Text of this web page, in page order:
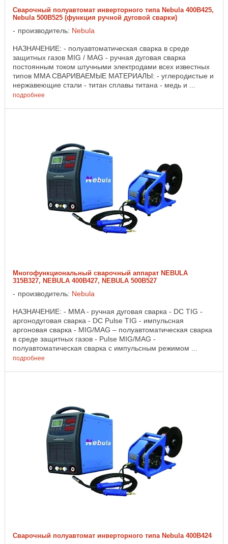
Сварочный полуавтомат инверторного типа Nebula 400B425,
Nebula 500B525 (функция ручной дуговой сварки)
производитель: Nebula
НАЗНАЧЕНИЕ: - полуавтоматическая сварка в среде
защитных газов MIG / MAG - ручная дуговая сварка
постоянным током штучными электродами всех известных
типов MMA СВАРИВАЕМЫЕ МАТЕРИАЛЫ: - углеродистые и
нержавеющие стали - титан сплавы титана - медь и ...
подробнее
Многофункциональный сварочный аппарат NEBULA
315B327, NEBULA 400B427, NEBULA 500B527
производитель: Nebula
НАЗНАЧЕНИЕ: - MMA - ручная дуговая сварка - DC TIG -
аргонодуговая сварка - DC Pulse TIG - импульсная
аргоновая сварка - MIG/MAG – полуавтоматическая сварка
в среде защитных газов - Pulse MIG/MAG -
полуавтоматическая сварка с импульсным режимом ...
подробнее
Сварочный полуавтомат инверторного типа Nebula 400B424